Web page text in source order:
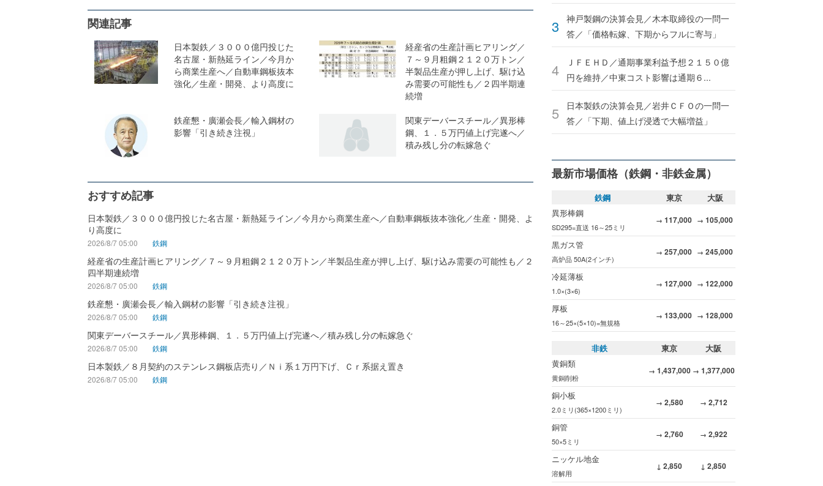
関連記事
日本製鉄／３０００億円投じた
名古屋・新熱延ライン／今月か
ら商業生産へ／自動車鋼板抜本
強化／生産・開発、より高度に
経産省の生産計画ヒアリング／
７～９月粗鋼２１２０万トン／
半製品生産が押し上げ、駆け込
み需要の可能性も／２四半期連
続増
鉄産懇・廣瀬会長／輸入鋼材の
影響「引き続き注視」
関東デーバースチール／異形棒
鋼、１．５万円値上げ完遂へ／
積み残し分の転嫁急ぐ
おすすめ記事
日本製鉄／３０００億円投じた名古屋・新熱延ライン／今月から商業生産へ／自動車鋼板抜本強化／生産・開発、よ
り高度に
2026/8/7 05:00 鉄鋼
経産省の生産計画ヒアリング／７～９月粗鋼２１２０万トン／半製品生産が押し上げ、駆け込み需要の可能性も／２
四半期連続増
2026/8/7 05:00 鉄鋼
鉄産懇・廣瀬会長／輸入鋼材の影響「引き続き注視」
2026/8/7 05:00 鉄鋼
関東デーバースチール／異形棒鋼、１．５万円値上げ完遂へ／積み残し分の転嫁急ぐ
2026/8/7 05:00 鉄鋼
日本製鉄／８月契約のステンレス鋼板店売り／Ｎｉ系１万円下げ、Ｃｒ系据え置き
2026/8/7 05:00 鉄鋼
神戸製鋼の決算会見／木本取締役の一問一
答／「価格転嫁、下期からフルに寄与」
ＪＦＥＨＤ／通期事業利益予想２１５０億
円を維持／中東コスト影響は通期６...
日本製鉄の決算会見／岩井ＣＦＯの一問一
答／「下期、値上げ浸透で大幅増益」
最新市場価格（鉄鋼・非鉄金属）
鉄鋼 東京
大阪
異形棒鋼
SD295=直送 16～25ミリ
→ 117,000 → 105,000
黒ガス管
高炉品 50A(2インチ)
→ 257,000 → 245,000
冷延薄板
1.0×(3×6)
→ 127,000 → 122,000
厚板
16～25×(5×10)=無規格
→ 133,000 → 128,000
非鉄 東京
大阪
黄銅類
黄銅削粉
→ 1,437,000 → 1,377,000
銅小板
2.0ミリ(365×1200ミリ)
→ 2,580 → 2,712
銅管
50×5ミリ
→ 2,760 → 2,922
ニッケル地金
溶解用
↓ 2,850 ↓ 2,850